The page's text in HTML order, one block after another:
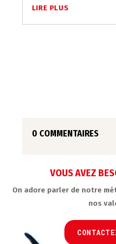
LIRE PLUS
0 COMMENTAIRES
VOUS AVEZ
On adore parler de notre
nos